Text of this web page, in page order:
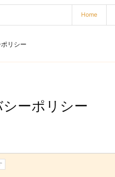
Home
リシー
ーポリシー